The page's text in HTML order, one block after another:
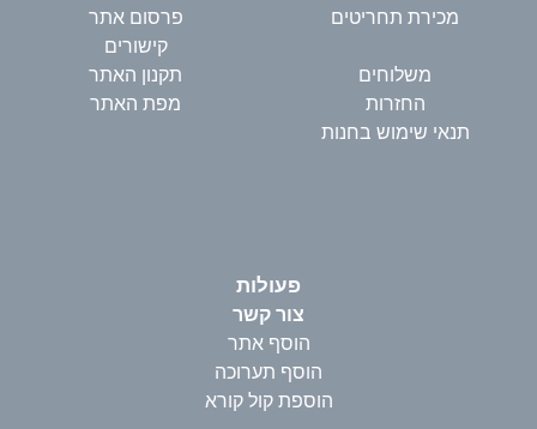
מכירת תחריטים
משלוחים
החזרות
תנאי שימוש בחנות
פרסום אתר
קישורים
תקנון האתר
מפת האתר
פעולות
צור קשר
הוסף אתר
הוסף תערוכה
הוספת קול קורא